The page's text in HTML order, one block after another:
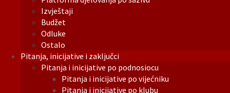
Izvještaji
Budžet
Odluke
Ostalo
Pitanja, inicijative i zaključci
Pitanja i inicijative po podnosiocu
Pitanja i inicijative po vijećniku
Pitanja i inicijative po klubu